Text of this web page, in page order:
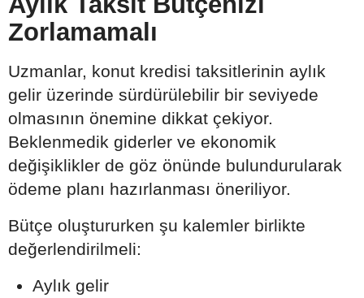
Zorlamamalı
Uzmanlar, konut kredisi taksitlerinin aylık
gelir üzerinde sürdürülebilir bir seviyede
olmasının önemine dikkat çekiyor.
Beklenmedik giderler ve ekonomik
değişiklikler de göz önünde bulundurularak
ödeme planı hazırlanması öneriliyor.
Bütçe oluştururken şu kalemler birlikte
değerlendirilmeli:
Aylık gelir